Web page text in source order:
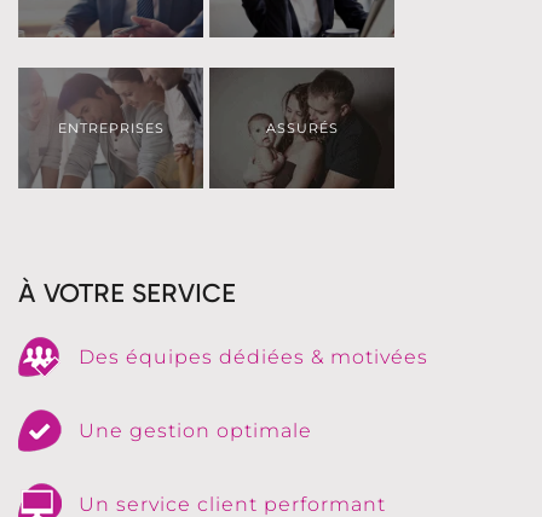
ENTREPRISES ASSURÉS
À VOTRE SERVICE
Des équipes dédiées & motivées
Une gestion optimale
Un service client performant